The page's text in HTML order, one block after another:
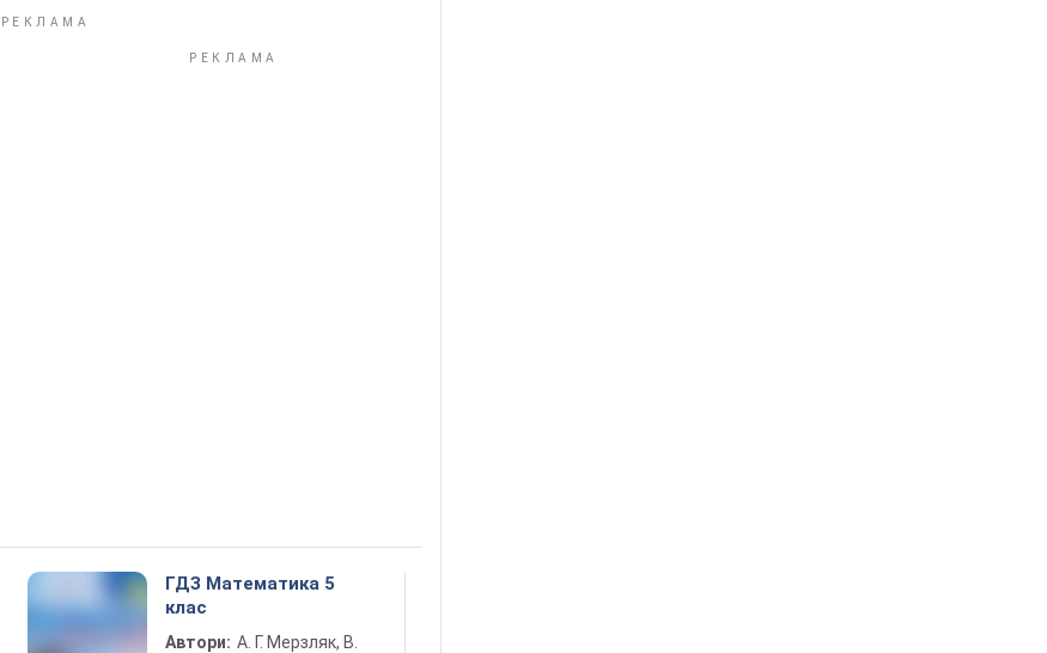
ГДЗ Математика 5
клас
Автори: А. Г. Мерзляк, В.